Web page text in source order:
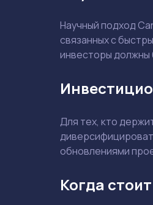
Научный подход
связанных с
инвесторы должны
Для тех, кто
обновлениями
Когда